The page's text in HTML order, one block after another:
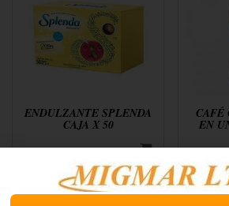
ENDULZANTE SPLENDA
CAJA X 50
CAFÉ
EN